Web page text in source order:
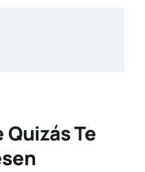
Te